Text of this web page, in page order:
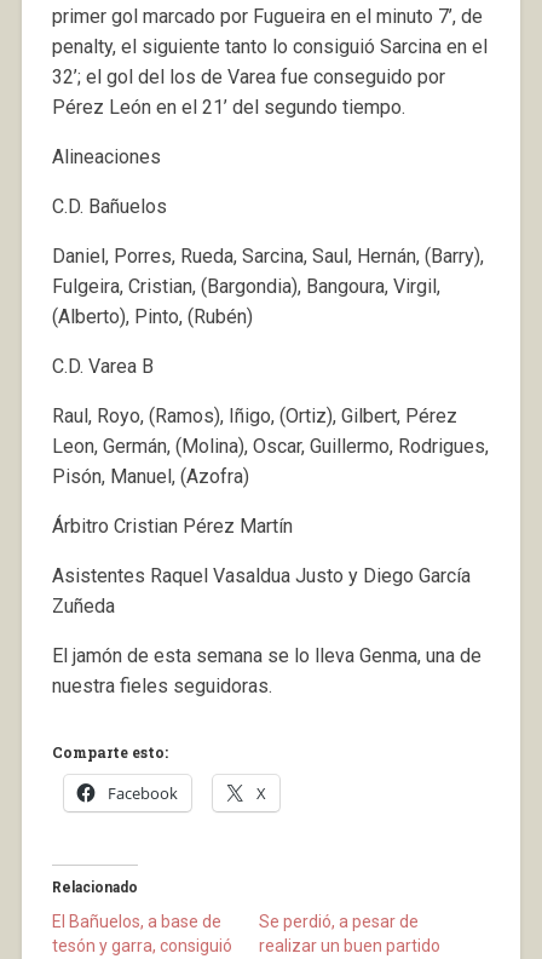
primer gol marcado por Fugueira en el minuto 7’, de
penalty, el siguiente tanto lo consiguió Sarcina en el
32’; el gol del los de Varea fue conseguido por
Pérez León en el 21’ del segundo tiempo.
Alineaciones
C.D. Bañuelos
Daniel, Porres, Rueda, Sarcina, Saul, Hernán, (Barry),
Fulgeira, Cristian, (Bargondia), Bangoura, Virgil,
(Alberto), Pinto, (Rubén)
C.D. Varea B
Raul, Royo, (Ramos), Iñigo, (Ortiz), Gilbert, Pérez
Leon, Germán, (Molina), Oscar, Guillermo, Rodrigues,
Pisón, Manuel, (Azofra)
Árbitro Cristian Pérez Martín
Asistentes Raquel Vasaldua Justo y Diego García
Zuñeda
El jamón de esta semana se lo lleva Genma, una de
nuestra fieles seguidoras.
Comparte esto:
Facebook X
Relacionado
El Bañuelos, a base de
tesón y garra, consiguió
Se perdió, a pesar de
realizar un buen partido